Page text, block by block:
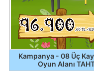
Kampanya - 08 Üç
Oyun Alanı